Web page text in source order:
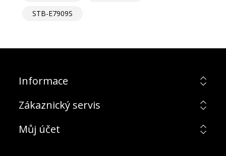
STB-E7909S
Informace
Zákaznický servis
Můj účet